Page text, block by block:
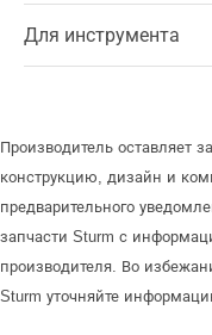
Для инструмента
Производитель оставляет
конструкцию, дизайн и
предварительного
запчасти Sturm с
производителя. Во
Sturm уточняйте